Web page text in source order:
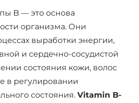
B — это основа
организма. Они
выработки энергии,
и сердечно-сосудистой
состояния кожи, волос
в регулировании
состояния.Vitamin B-